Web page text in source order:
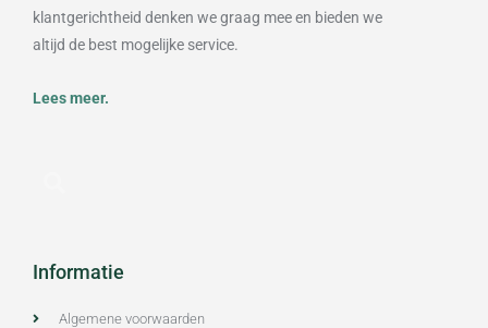
klantgerichtheid denken we graag mee en bieden we
altijd de best mogelijke service.
Lees meer.
Informatie
Algemene voorwaarden